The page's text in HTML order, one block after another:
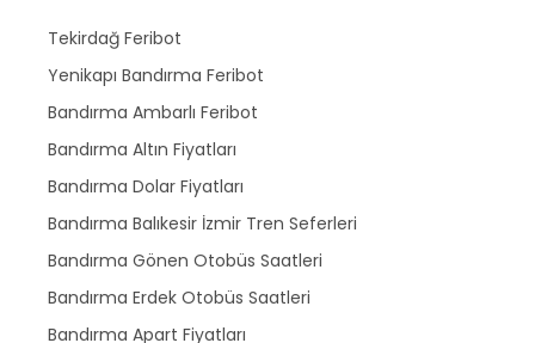
Tekirdağ Feribot
Yenikapı Bandırma Feribot
Bandırma Ambarlı Feribot
Bandırma Altın Fiyatları
Bandırma Dolar Fiyatları
Bandırma Balıkesir İzmir Tren Seferleri
Bandırma Gönen Otobüs Saatleri
Bandırma Erdek Otobüs Saatleri
Bandırma Apart Fiyatları